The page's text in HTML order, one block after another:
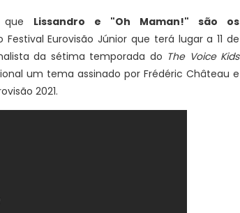
que Lissandro e "Oh Maman!" são os
Eurovisão Júnior que terá lugar a 11 de
da sétima temporada do The Voice Kids
um tema assinado por Frédéric Château e
2021.